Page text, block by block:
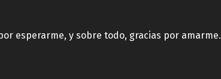
esperarme, y sobre todo, gracias por amarme.